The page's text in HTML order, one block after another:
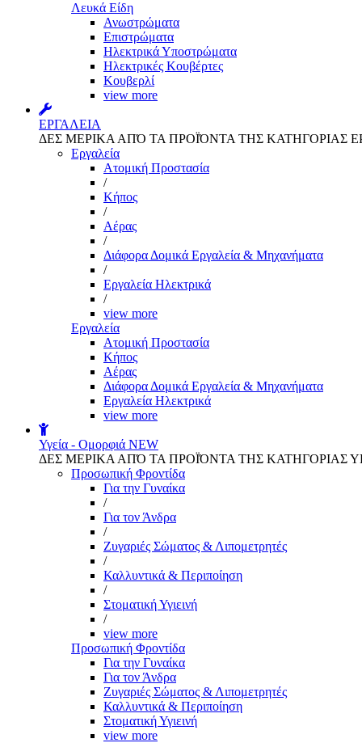
Λευκά Είδη
Ανωστρώματα
Επιστρώματα
Ηλεκτρικά Υποστρώματα
Ηλεκτρικές Κουβέρτες
Κουβερλί
view more
ΕΡΓΑΛΕΙΑ
ΔΕΣ ΜΕΡΙΚΑ ΑΠΌ ΤΑ ΠΡΟΪΌΝΤΑ ΤΗΣ ΚΑΤΗΓΟΡΙΑΣ
Εργαλεία
Aτομική Προστασία
/
Kήπος
/
Αέρας
/
Διάφορα Δομικά Εργαλεία & Μηχανήματα
/
Εργαλεία Ηλεκτρικά
/
view more
Εργαλεία
Aτομική Προστασία
Kήπος
Αέρας
Διάφορα Δομικά Εργαλεία & Μηχανήματα
Εργαλεία Ηλεκτρικά
view more
Υγεία - Ομορφιά NEW
ΔΕΣ ΜΕΡΙΚΑ ΑΠΌ ΤΑ ΠΡΟΪΌΝΤΑ ΤΗΣ ΚΑΤΗΓΟΡΙΑΣ
Προσωπική Φροντίδα
Για την Γυναίκα
/
Για τον Άνδρα
/
Ζυγαριές Σώματος & Λιπομετρητές
/
Καλλυντικά & Περιποίηση
/
Στοματική Υγιεινή
/
view more
Προσωπική Φροντίδα
Για την Γυναίκα
Για τον Άνδρα
Ζυγαριές Σώματος & Λιπομετρητές
Καλλυντικά & Περιποίηση
Στοματική Υγιεινή
view more